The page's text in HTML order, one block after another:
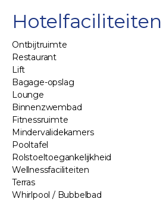
Hotelfaciliteiten
Ontbijtruimte
Restaurant
Lift
Bagage-opslag
Lounge
Binnenzwembad
Fitnessruimte
Mindervalidekamers
Pooltafel
Rolstoeltoegankelijkheid
Wellnessfaciliteiten
Terras
Whirlpool / Bubbelbad